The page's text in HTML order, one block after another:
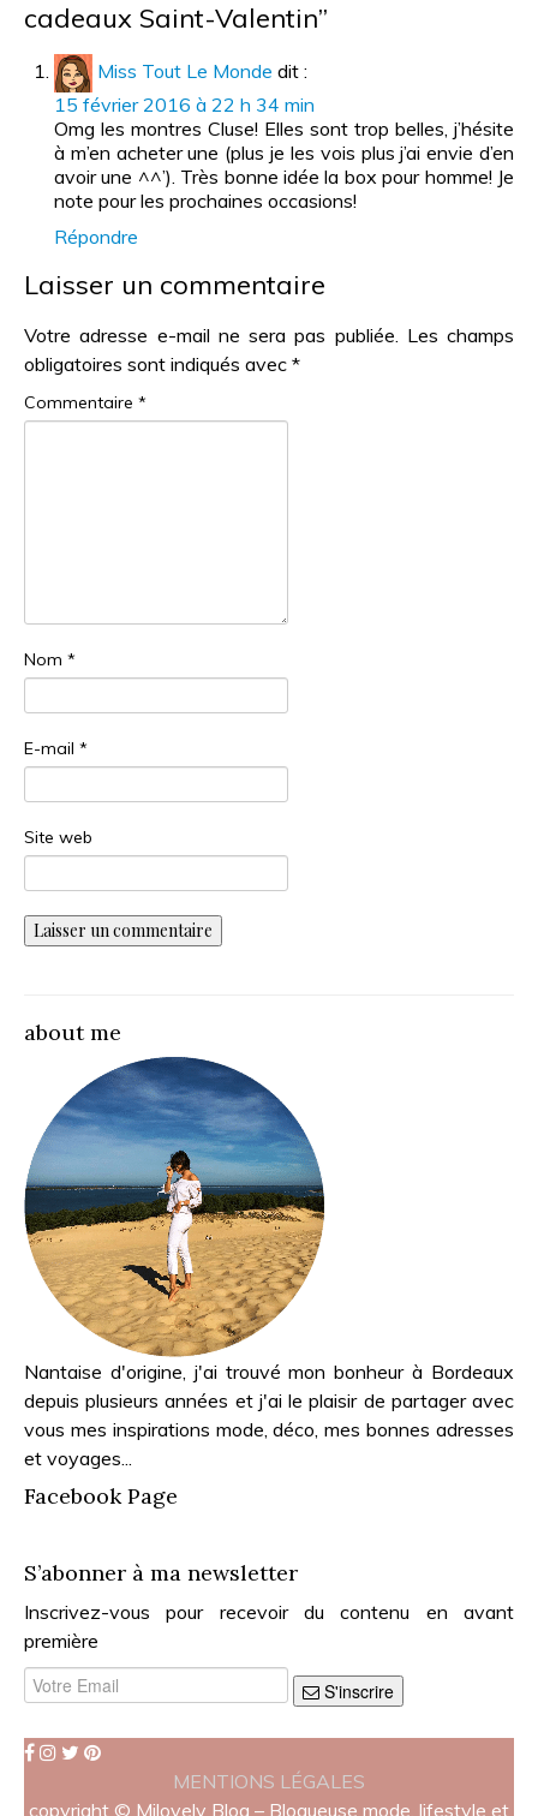
cadeaux Saint-Valentin”
Miss Tout Le Monde dit :
15 février 2016 à 22 h 34 min
Omg les montres Cluse! Elles sont trop belles, j’hésite
à m’en acheter une (plus je les vois plus j’ai envie d’en
avoir une ^^’). Très bonne idée la box pour homme! Je
note pour les prochaines occasions!
Répondre
Laisser un commentaire
Votre adresse e-mail ne sera pas publiée. Les champs
obligatoires sont indiqués avec *
Commentaire *
Nom *
E-mail *
Site web
about me
Nantaise d'origine, j'ai trouvé mon bonheur à Bordeaux
depuis plusieurs années et j'ai le plaisir de partager avec
vous mes inspirations mode, déco, mes bonnes adresses
et voyages...
Facebook Page
S’abonner à ma newsletter
Inscrivez-vous pour recevoir du contenu en avant
première
S'inscrire
MENTIONS LÉGALES
copyright © Milovely Blog – Blogueuse mode, lifestyle et